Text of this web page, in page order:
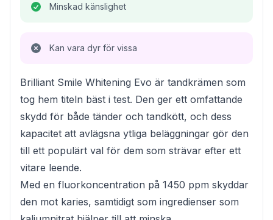
Minskad känslighet
Kan vara dyr för vissa
Brilliant Smile Whitening Evo är tandkrämen som
tog hem titeln bäst i test. Den ger ett omfattande
skydd för både tänder och tandkött, och dess
kapacitet att avlägsna ytliga beläggningar gör den
till ett populärt val för dem som strävar efter ett
vitare leende.
Med en fluorkoncentration på 1450 ppm skyddar
den mot karies, samtidigt som ingredienser som